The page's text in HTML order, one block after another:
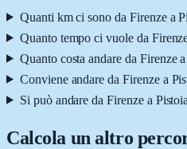
Quanti km ci sono da Firenze a
Quanto tempo ci vuole da
Quanto costa andare da Firenze
Conviene andare da Firenze a
Si può andare da Firenze a
Calcola un altro